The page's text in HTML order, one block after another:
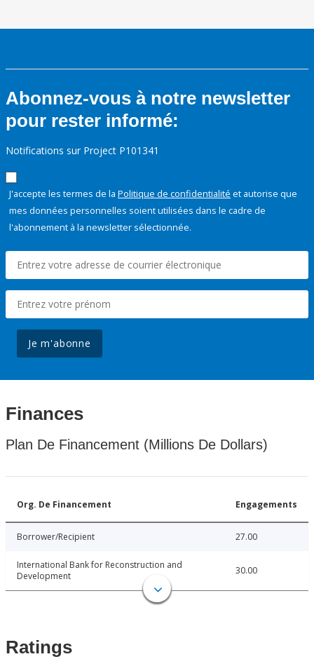
Abonnez-vous à notre newsletter
pour rester informé:
Notifications sur Project P101341
J'accepte les termes de la Politique de confidentialité et autorise que
mes données personnelles soient utilisées dans le cadre de
l'abonnement à la newsletter sélectionnée.
Je m'abonne
Finances
Plan De Financement (Millions De Dollars)
Org. De Financement Engagements
Borrower/Recipient 27.00
International Bank for Reconstruction and
Development
30.00
Ratings